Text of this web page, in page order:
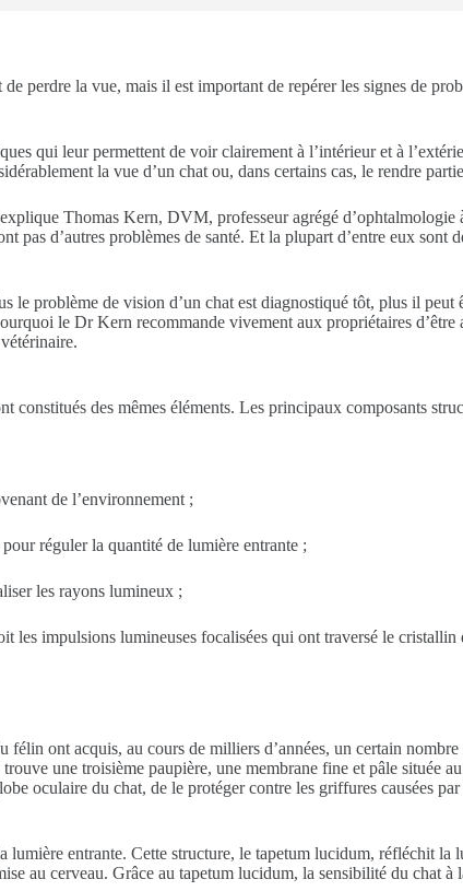
perdre la vue, mais il est important de repérer les signes de
qui leur permettent de voir clairement à l’intérieur et à
la vue d’un chat ou, dans certains cas, le rendre
Thomas Kern, DVM, professeur agrégé
d’autres problèmes de santé. Et la plupart d’entre eux sont
le problème de vision d’un chat est diagnostiqué tôt, plus il
le Dr Kern recommande vivement aux propriétaires
des mêmes éléments. Les principaux composants
de l’environnement ;
réguler la quantité de lumière entrante ;
les rayons lumineux ;
impulsions lumineuses focalisées qui ont traversé le
ont acquis, au cours de milliers d’années, un certain
une troisième paupière, une membrane fine et pâle située
oculaire du chat, de le protéger contre les griffures causées
entrante. Cette structure, le tapetum lucidum, réfléchit la
au cerveau. Grâce au tapetum lucidum, la sensibilité du chat